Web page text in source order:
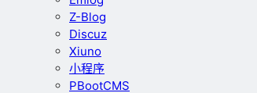
Z-Blog
Discuz
Xiuno
小程序
PBootCMS